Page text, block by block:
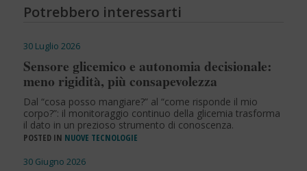
Potrebbero interessarti
30 Luglio 2026
Sensore glicemico e autonomia decisionale:
meno rigidità, più consapevolezza
Dal “cosa posso mangiare?” al “come risponde il mio
corpo?”: il monitoraggio continuo della glicemia trasforma
il dato in un prezioso strumento di conoscenza.
POSTED IN NUOVE TECNOLOGIE
30 Giugno 2026